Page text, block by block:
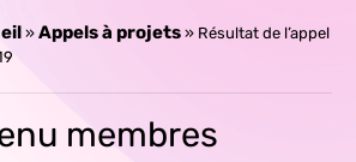
» Appels à projets » Résultat de l’appel
membres